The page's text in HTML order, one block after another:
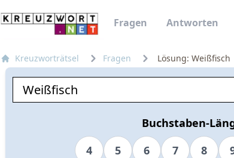
Fragen Antworten
Kreuzworträtsel Fragen Lösung: Weißfisch
Buchstaben-
4
5 6 7 8